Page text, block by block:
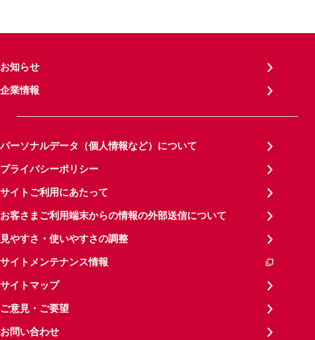
お知らせ
企業情報
パーソナルデータ（個人情報など）について
プライバシーポリシー
サイトご利用にあたって
お客さまご利用端末からの情報の外部送信について
見やすさ・使いやすさの調整
サイトメンテナンス情報
サイトマップ
ご意見・ご要望
お問い合わせ